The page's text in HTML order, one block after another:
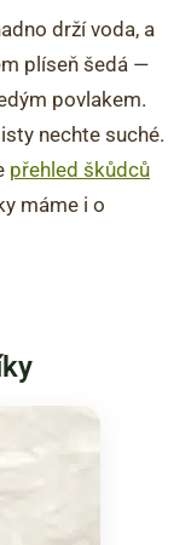
drží voda, a
plíseň šedá —
povlakem.
nechte suché.
přehled škůdců
máme i o